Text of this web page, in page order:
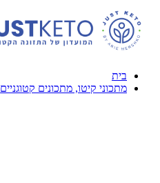
לתוכן
בית
מתכוני קיטו, מתכונים קטוגניים